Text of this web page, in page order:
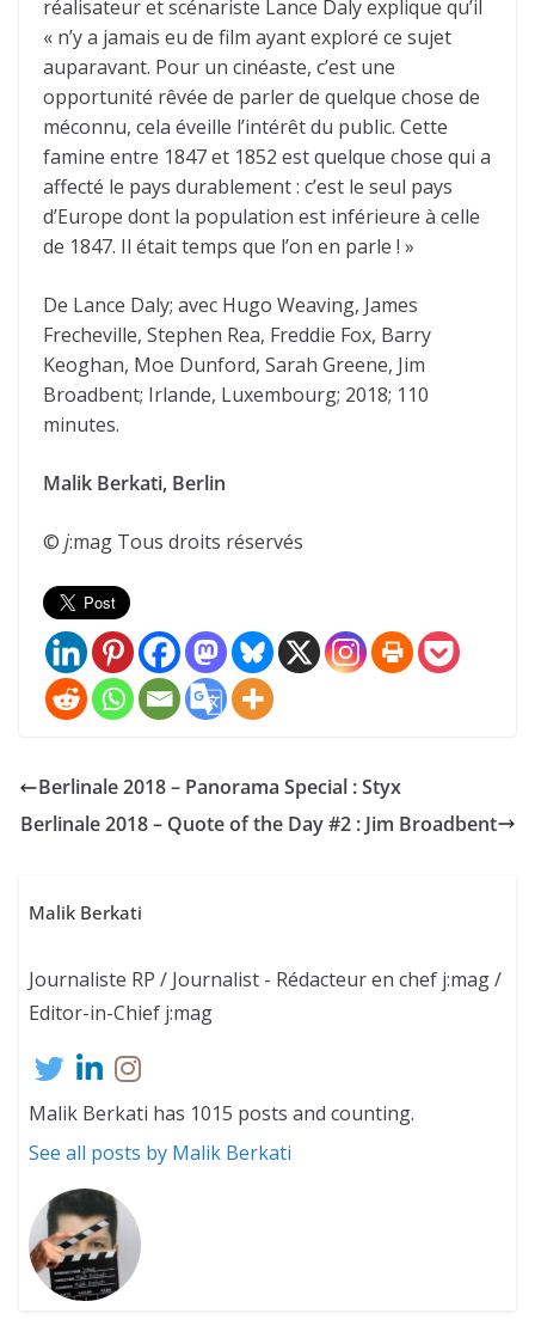
réalisateur et scénariste Lance Daly explique qu’il
« n’y a jamais eu de film ayant exploré ce sujet
auparavant. Pour un cinéaste, c’est une
opportunité rêvée de parler de quelque chose de
méconnu, cela éveille l’intérêt du public. Cette
famine entre 1847 et 1852 est quelque chose qui a
affecté le pays durablement : c’est le seul pays
d’Europe dont la population est inférieure à celle
de 1847. Il était temps que l’on en parle ! »
De Lance Daly; avec Hugo Weaving, James
Frecheville, Stephen Rea, Freddie Fox, Barry
Keoghan, Moe Dunford, Sarah Greene, Jim
Broadbent; Irlande, Luxembourg; 2018; 110
minutes.
Malik Berkati, Berlin
© j:mag Tous droits réservés
Berlinale 2018 – Panorama Special : Styx
Berlinale 2018 – Quote of the Day #2 : Jim Broadbent
Malik Berkati
Journaliste RP / Journalist - Rédacteur en chef j:mag /
Editor-in-Chief j:mag
Malik Berkati has 1015 posts and counting.
See all posts by Malik Berkati